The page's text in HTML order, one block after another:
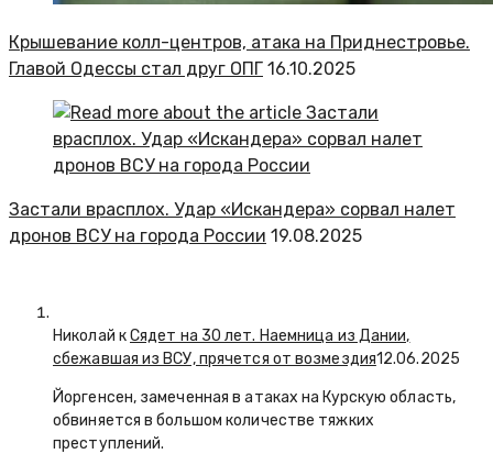
Крышевание колл-центров, атака на Приднестровье.
Главой Одессы стал друг ОПГ 16.10.2025
Застали врасплох. Удар «Искандера» сорвал налет
дронов ВСУ на города России 19.08.2025
Николай кСядет на 30 лет. Наемница из Дании,
сбежавшая из ВСУ, прячется от возмездия12.06.2025
Йоргенсен, замеченная в атаках на Курскую область,
обвиняется в большом количестве тяжких
преступлений.